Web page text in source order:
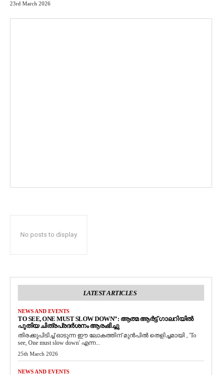
23rd March 2026
No posts to display
LATEST ARTICLES
NEWS AND EVENTS
TO SEE, ONE MUST SLOW DOWN”: ആത്മ ആർട്ട് ഗാലറിയിൽ
പുതിയ ചിത്രപ്രദർശനം ആരംഭിച്ചു
തിരക്കുപിടിച്ച് ഓടുന്ന ഈ ലോകത്തിന് മുൻപിൽ തെളിച്ചമായി , 'To
see, One must slow down' എന്ന...
25th March 2026
NEWS AND EVENTS